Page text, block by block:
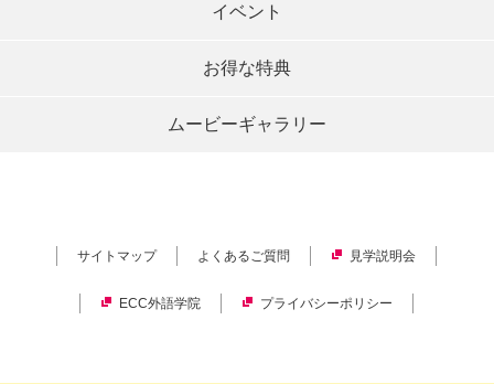
イベント
お得な特典
ムービーギャラリー
サイトマップ よくあるご質問 見学説明会
ECC外語学院 プライバシーポリシー